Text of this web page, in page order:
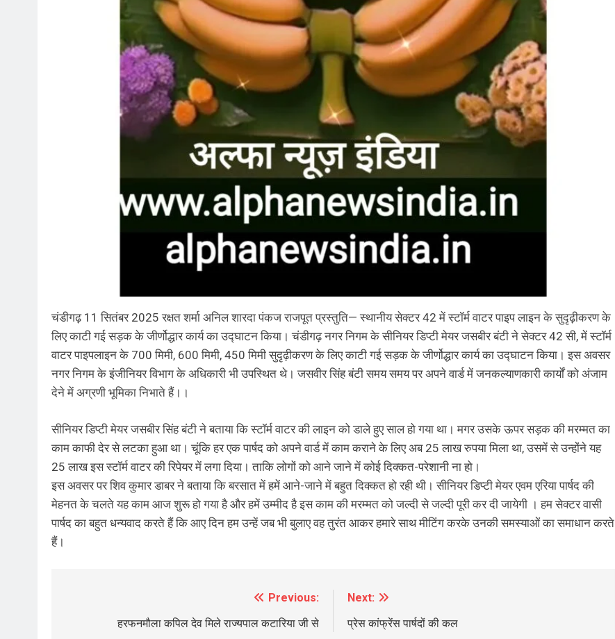
चंडीगढ़ 11 सितंबर 2025 रक्षत शर्मा अनिल शारदा पंकज राजपूत प्रस्तुति— स्थानीय सेक्टर 42 में स्टॉर्म वाटर पाइप लाइन के सुदृढ़ीकरण के
लिए काटी गई सड़क के जीर्णोद्धार कार्य का उद्घाटन किया। चंडीगढ़ नगर निगम के सीनियर डिप्टी मेयर जसबीर बंटी ने सेक्टर 42 सी, में स्टॉर्म
वाटर पाइपलाइन के 700 मिमी, 600 मिमी, 450 मिमी सुदृढ़ीकरण के लिए काटी गई सड़क के जीर्णोद्धार कार्य का उद्घाटन किया। इस अवसर
नगर निगम के इंजीनियर विभाग के अधिकारी भी उपस्थित थे। जसवीर सिंह बंटी समय समय पर अपने वार्ड में जनकल्याणकारी कार्यों को अंजाम
देने में अग्रणी भूमिका निभाते हैं।।
सीनियर डिप्टी मेयर जसबीर सिंह बंटी ने बताया कि स्टॉर्म वाटर की लाइन को डाले हुए साल हो गया था। मगर उसके ऊपर सड़क की मरम्मत का
काम काफी देर से लटका हुआ था। चूंकि हर एक पार्षद को अपने वार्ड में काम कराने के लिए अब 25 लाख रुपया मिला था, उसमें से उन्होंने यह
25 लाख इस स्टॉर्म वाटर की रिपेयर में लगा दिया। ताकि लोगों को आने जाने में कोई दिक्कत-परेशानी ना हो।
इस अवसर पर शिव कुमार डाबर ने बताया कि बरसात में हमें आने-जाने में बहुत दिक्कत हो रही थी। सीनियर डिप्टी मेयर एवम एरिया पार्षद की
मेहनत के चलते यह काम आज शुरू हो गया है और हमें उम्मीद है इस काम की मरम्मत को जल्दी से जल्दी पूरी कर दी जायेगी । हम सेक्टर वासी
पार्षद का बहुत धन्यवाद करते हैं कि आए दिन हम उन्हें जब भी बुलाए वह तुरंत आकर हमारे साथ मीटिंग करके उनकी समस्याओं का समाधान करते
हैं।
navigation
Previous:
हरफनमौला कपिल देव मिले राज्यपाल कटारिया जी से
Next:
प्रेस कांफ्रेंस पार्षदों की कल